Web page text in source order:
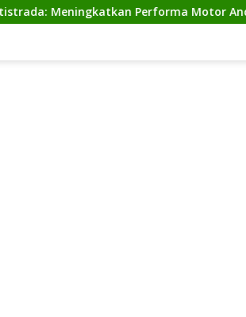
Performa Motor Anda